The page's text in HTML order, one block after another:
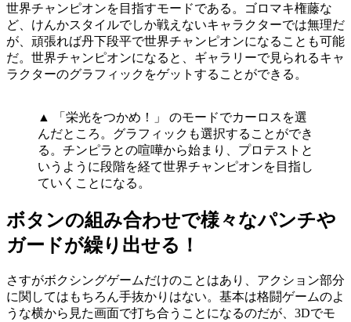
世界チャンピオンを目指すモードである。ゴロマキ権藤な
ど、けんかスタイルでしか戦えないキャラクターでは無理だ
が、頑張れば丹下段平で世界チャンピオンになることも可能
だ。世界チャンピオンになると、ギャラリーで見られるキャ
ラクターのグラフィックをゲットすることができる。
▲ 「栄光をつかめ！」 のモードでカーロスを選
んだところ。グラフィックも選択することができ
る。チンピラとの喧嘩から始まり、プロテストと
いうように段階を経て世界チャンピオンを目指し
ていくことになる。
ボタンの組み合わせで様々なパンチや
ガードが繰り出せる！
さすがボクシングゲームだけのことはあり、アクション部分
に関してはもちろん手抜かりはない。基本は格闘ゲームのよ
うな横から見た画面で打ち合うことになるのだが、3Dでモ